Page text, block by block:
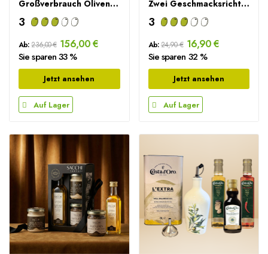
Großverbrauch Olivenöl Sparpaket – 12L
3
Ab: 236,00 € 156,00 €
Sie sparen 33 %
Jetzt ansehen
Auf Lager
Zwei Geschmacksrichtungen Set – 2x250ml
3
Ab: 24,90 € 16,90 €
Sie sparen 32 %
Jetzt ansehen
Auf Lager